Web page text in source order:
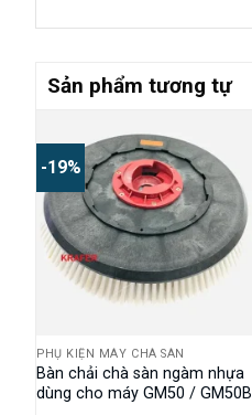
Sản phẩm tương tự
-19%
PHỤ KIỆN MÁY CHÀ SÀN
Bàn chải chà sàn ngàm nhựa
dùng cho máy GM50 / GM50B